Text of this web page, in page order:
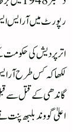
رپورٹ میں آر ایس ایس
اتر پردیش کی حکومت
گاندھی کے قتل سے
اعلیٰ گووند بلبھ پنت